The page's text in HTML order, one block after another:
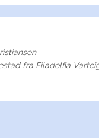
fra Filadelfia